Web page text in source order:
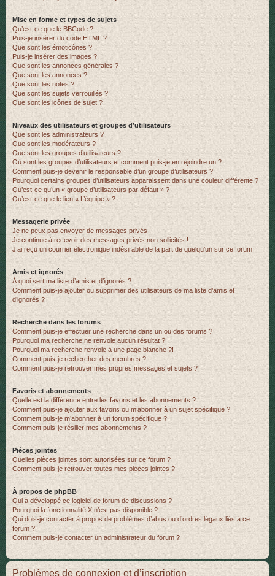
Mise en forme et types de sujets
Qu’est-ce que le BBCode ?
Puis-je insérer du code HTML ?
Que sont les émoticônes ?
Puis-je insérer des images ?
Que sont les annonces générales ?
Que sont les annonces ?
Que sont les notes ?
Que sont les sujets verrouillés ?
Que sont les icônes de sujet ?
Niveaux des utilisateurs et groupes d’utilisateurs
Que sont les administrateurs ?
Que sont les modérateurs ?
Que sont les groupes d’utilisateurs ?
Où sont les groupes d’utilisateurs et comment puis-je en rejoindre un ?
Comment puis-je devenir le responsable d’un groupe d’utilisateurs ?
Pourquoi certains groupes d’utilisateurs apparaissent dans une couleur différente ?
Qu’est-ce qu’un « groupe d’utilisateurs par défaut » ?
Qu’est-ce que le lien « L’équipe » ?
Messagerie privée
Je ne peux pas envoyer de messages privés !
Je continue à recevoir des messages privés non sollicités !
J’ai reçu un courrier électronique indésirable de la part de quelqu’un sur ce forum !
Amis et ignorés
À quoi sert ma liste d’amis et d’ignorés ?
Comment puis-je ajouter ou supprimer des utilisateurs de ma liste d’amis et
d’ignorés ?
Recherche dans les forums
Comment puis-je effectuer une recherche dans un ou des forums ?
Pourquoi ma recherche ne renvoie aucun résultat ?
Pourquoi ma recherche renvoie à une page blanche ?!
Comment puis-je rechercher des membres ?
Comment puis-je retrouver mes propres messages et sujets ?
Favoris et abonnements
Quelle est la différence entre les favoris et les abonnements ?
Comment puis-je ajouter aux favoris ou m’abonner à un sujet spécifique ?
Comment puis-je m’abonner à un forum spécifique ?
Comment puis-je résilier mes abonnements ?
Pièces jointes
Quelles pièces jointes sont autorisées sur ce forum ?
Comment puis-je retrouver toutes mes pièces jointes ?
À propos de phpBB
Qui a développé ce logiciel de forum de discussions ?
Pourquoi la fonctionnalité X n’est pas disponible ?
Qui dois-je contacter à propos de problèmes d’abus ou d’ordres légaux liés à ce
forum ?
Comment puis-je contacter un administrateur du forum ?
Problèmes de connexion et d’inscription